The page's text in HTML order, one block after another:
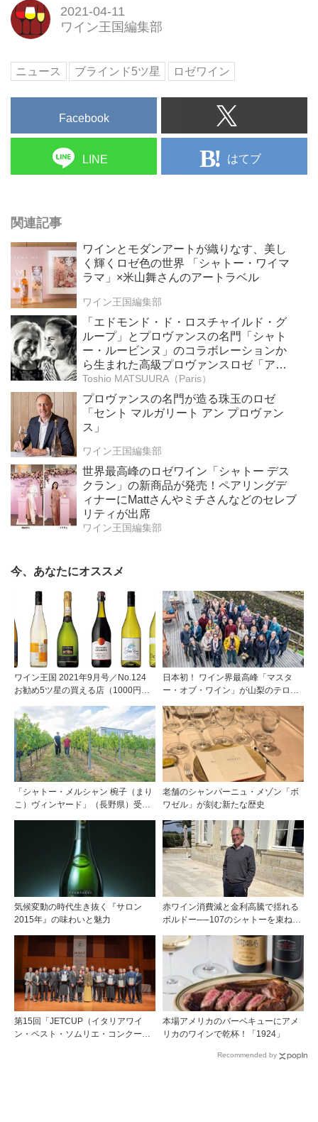
2021-04-11
ワイン王国編集部
ニュース ブラインド5ツ星 ロゼワイン
Facebook
LINE はてブ
関連記事
ワインとモダンアートが織りなす、美し
く輝くロゼ色の世界 「シャトー・ワイマ
ラマ」×米山舞さんのアートラベル
ワイン王国編集部
「エドモンド・ド・ロスチャイルド・グ
ループ」とプロヴァンスの名門「シャト
ー・ルービンヌ」のコラボレーションか
ら生まれた高級プロヴァンスロゼ「アミ
スタ」
Toshio MATSUURA（Paris）
プロヴァンスの名門が造る珠玉のロゼ
「セント マルガリート アン プロヴァン
ス」
ワイン王国編集部
世界最高峰のロゼワイン「シャトー デス
クラン」の新商品が発売！ペアリングデ
ィナーにMattさんやミチさんなどのセレブ
リティが出席
ワイン王国編集部
今、あなたにオススメ
ワイン王国 2021年9月号／No.124
お勧め5ツ星の買える店（1000円台
日本初！ ワイン界最高峰「マスタ
ー・オブ・ワイン」が山梨のテロワ
「シャトー・メルシャン 椀子（まり
こ）ヴィンヤード」（長野県）受け
老舗のシャンパーニュ・メゾン「ボ
ワゼル」が刻む新たな歴史
気候変動の時代生き抜く『サロン
2015年』の味わいと魅力
赤ワイン消費減と金利高騰で揺れる
ボルドー──107のシャトーを束ねる
革
第15回「JETCUP（イタリアワイ
ン・ベスト・ソムリエ・コンクー
本場アメリカのバーベキューにアメ
リカのワインで乾杯！「1924」
Recommended by